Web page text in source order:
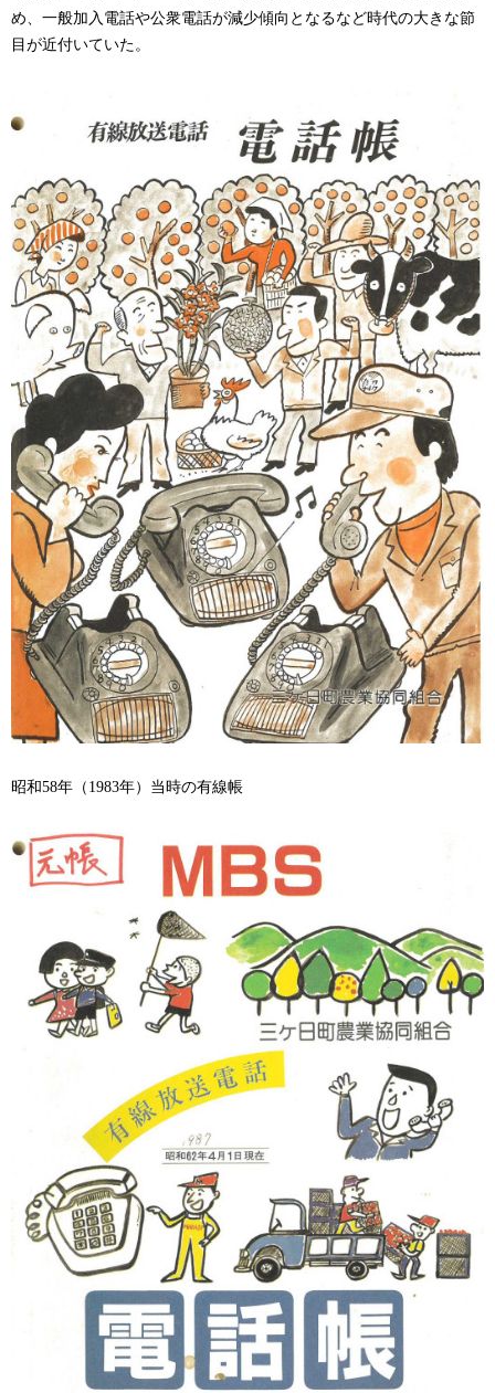
め、一般加入電話や公衆電話が減少傾向となるなど時代の大きな節
目が近付いていた。
昭和58年（ 1983年）当時の有線帳